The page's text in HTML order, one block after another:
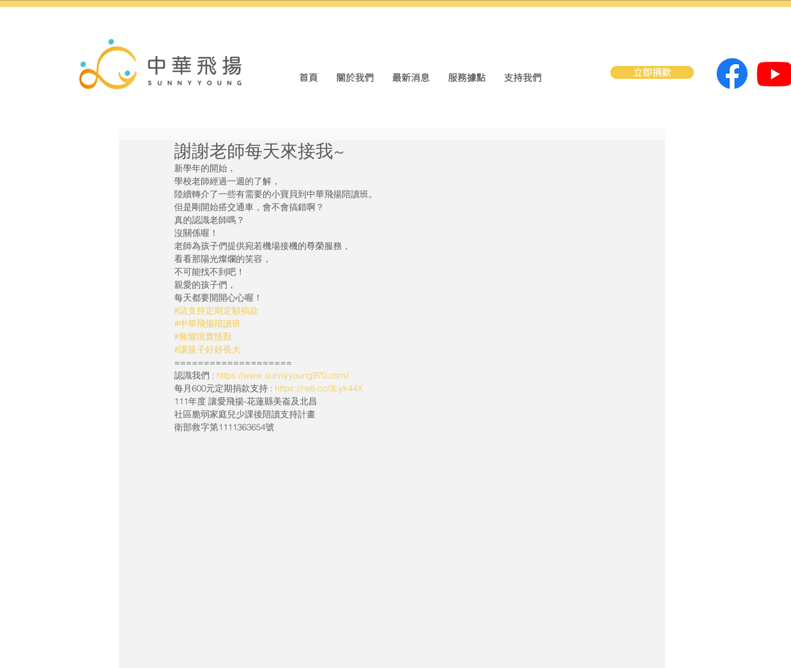
首頁 關於我們 最新消息 服務據點 支持我們
立即捐款
謝謝老師每天來接我~
新學年的開始，
學校老師經過一週的了解，
陸續轉介了一些有需要的小寶貝到中華飛揚陪讀班。
但是剛開始搭交通車，會不會搞錯啊？
真的認識老師嗎？
沒關係喔！
老師為孩子們提供宛若機場接機的尊榮服務，
看看那陽光燦爛的笑容，
不可能找不到吧！
親愛的孩子們，
每天都要開開心心喔！
#請支持定期定額捐款
#中華飛揚陪讀班
#無懼現實怪獸
#讓孩子好好長大
====================
認識我們 : https://www.sunnyyoung970.com/
每月600元定期捐款支持 : https://neti.cc/3Lyk44X
111年度 讓愛飛揚-花蓮縣美崙及北昌
社區脆弱家庭兒少課後陪讀支持計畫
衛部救字第1111363654號